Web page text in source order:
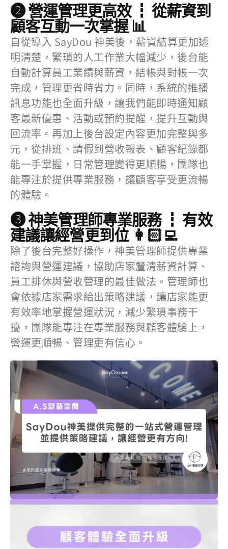
❷ 營運管理更高效 ┇ 從薪資到
顧客互動一次掌握 📊
自從導入 SayDou 神美後，薪資結算更加透
明清楚，繁瑣的人工作業大幅減少，後台能
自動計算員工業績與薪資，結帳與對帳一次
完成，管理更省時省力。同時，系統的推播
訊息功能也全面升級，讓我們能即時通知顧
客最新優惠、活動或預約提醒，提升互動與
回流率。再加上後台設定內容更加完整與多
元，從排班、請假到營收報表、顧客紀錄都
能一手掌握，日常管理變得更順暢，團隊也
能專注於提供專業服務，讓顧客享受更流暢
的體驗。
❸ 神美管理師專業服務 ┇ 有效
建議讓經營更到位 👩🏻‍💻
除了後台完整好操作，神美管理師提供專業
諮詢與營運建議，協助店家釐清薪資計算、
員工排休與營收管理的最佳做法。管理師也
會依據店家需求給出策略建議，讓店家能更
有效率地掌握營運狀況，減少繁瑣事務干
擾，團隊能專注在專業服務與顧客體驗上，
營運更順暢、管理更有信心。